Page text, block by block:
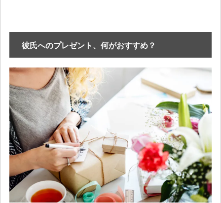
彼氏へのプレゼント、何がおすすめ？